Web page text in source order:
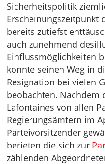
Sicherheitspolitik
Erscheinungszeitpunkt
bereits zutiefst
auch zunehmend
Einflussmöglichkeiten
konnte seinen Weg in
Resignation bei vielen
beobachten. Nachdem
Lafontaines von allen
Regierungsämtern im
Parteivorsitzender
berieten die sich zur
zählenden